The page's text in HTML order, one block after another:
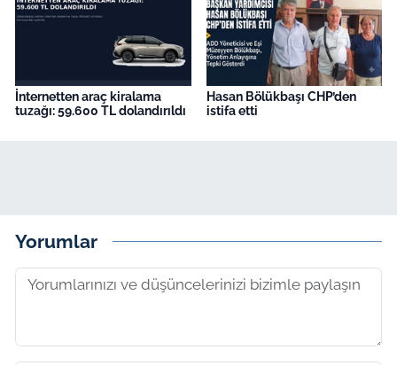
İnternetten araç kiralama
tuzağı: 59.600 TL dolandırıldı
Hasan Bölükbaşı CHP’den
istifa etti
Yorumlar